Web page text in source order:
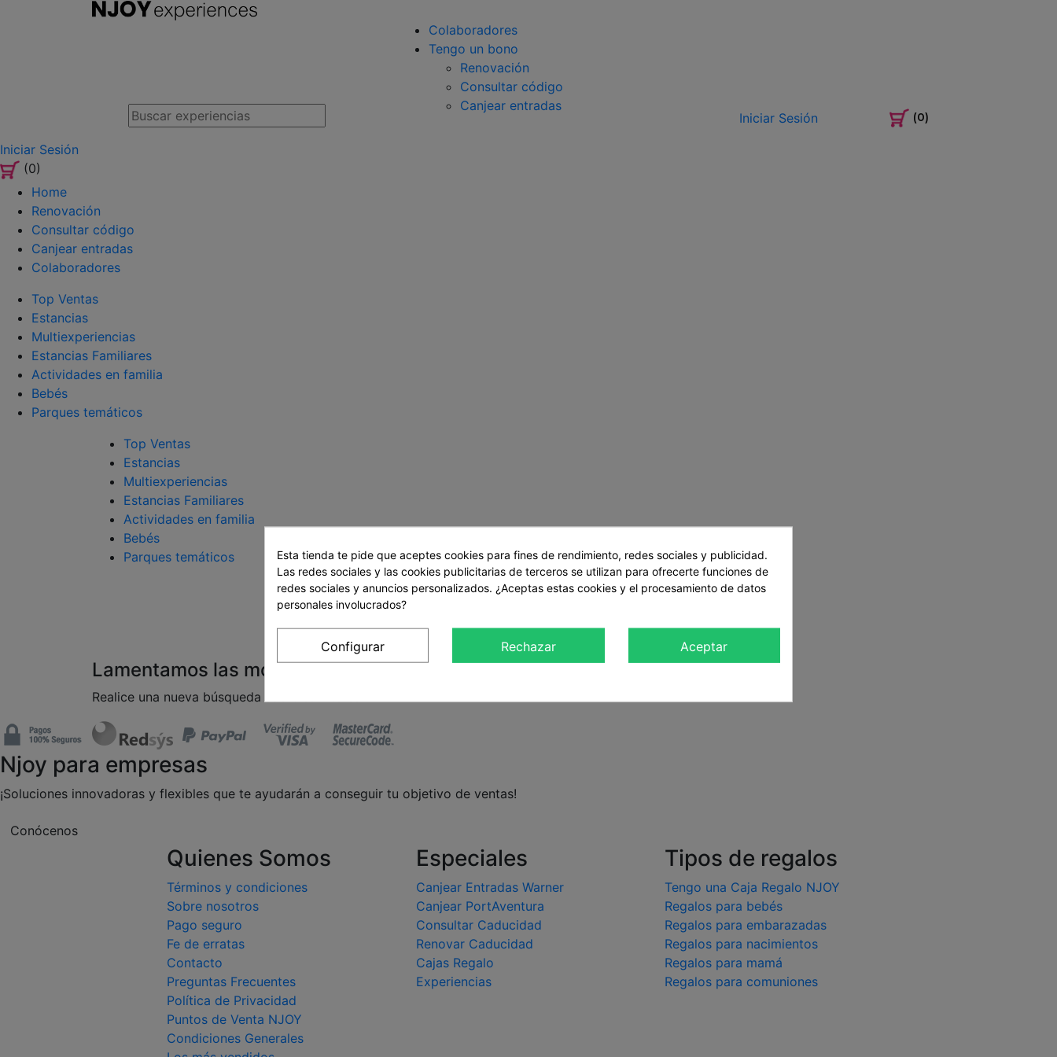
Colaboradores
Tengo un bono
Renovación
Consultar código
Canjear entradas
Iniciar Sesión
(0)
Iniciar Sesión
(0)
Home
Renovación
Consultar código
Canjear entradas
Colaboradores
Top Ventas
Estancias
Multiexperiencias
Estancias Familiares
Actividades en familia
Bebés
Parques temáticos
Top Ventas
Estancias
Multiexperiencias
Estancias Familiares
Actividades en familia
Bebés
Parques temáticos
Experiencias
Lamentamos las molestias.
Realice una nueva búsqueda sobre su interés
Njoy para empresas
¡Soluciones innovadoras y flexibles que te ayudarán a conseguir tu objetivo de ventas!
Conócenos
Quienes Somos
Términos y condiciones
Sobre nosotros
Pago seguro
Fe de erratas
Contacto
Preguntas Frecuentes
Política de Privacidad
Puntos de Venta NJOY
Condiciones Generales
Especiales
Canjear Entradas Warner
Canjear PortAventura
Consultar Caducidad
Renovar Caducidad
Cajas Regalo
Experiencias
Tipos de regalos
Tengo una Caja Regalo NJOY
Regalos para bebés
Regalos para embarazadas
Regalos para nacimientos
Regalos para mamá
Regalos para comuniones
Esta tienda te pide que aceptes cookies para fines de rendimiento, redes sociales y publicidad.
Las redes sociales y las cookies publicitarias de terceros se utilizan para ofrecerte funciones de
redes sociales y anuncios personalizados. ¿Aceptas estas cookies y el procesamiento de datos
personales involucrados?
Configurar Rechazar Aceptar